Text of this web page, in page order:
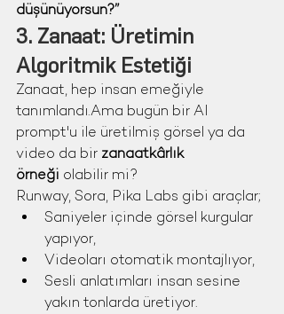
düşünüyorsun?”
3. Zanaat: Üretimin
Algoritmik Estetiği
Zanaat, hep insan emeğiyle
tanımlandı.Ama bugün bir AI
prompt'u ile üretilmiş görsel ya da
video da bir zanaatkârlık
örneği olabilir mi?
Runway, Sora, Pika Labs gibi araçlar;
Saniyeler içinde görsel kurgular
yapıyor,
Videoları otomatik montajlıyor,
Sesli anlatımları insan sesine
yakın tonlarda üretiyor.